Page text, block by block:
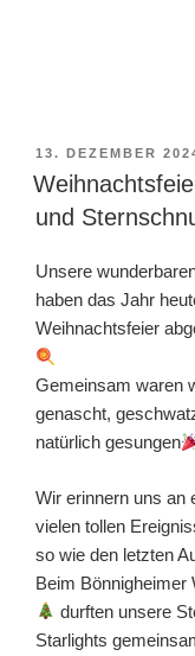
VERÖFFENTLICHT
AM
13. DEZEMBER
und
Unsere
haben das Jahr
Weihnachtsfeier
Gemeinsam waren
genascht,
natürlich gesungen
Wir erinnern uns an
vielen tollen
so wie den letzten
Beim Bönnigheimer
durften unsere
Starlights